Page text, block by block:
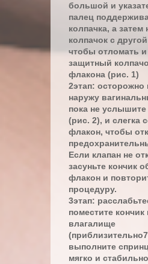
большой и
палец
колпачка, а затем
колпачок с
чтобы отломать и
защитный
флакона (рис. 1)
2этап: осторожно
наружу
пока не
(рис. 2), и слегка
флакон, чтобы
Если клапан не
засуньте кончик
флакон и
процедуру.
3этап:
поместите кончик
влагалище
выполните
мягко и